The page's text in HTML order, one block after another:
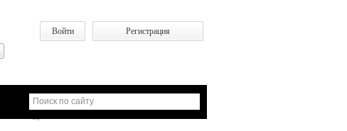
Войти
Регистрация